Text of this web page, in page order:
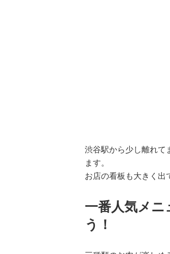
渋谷駅から少し離れて
ます。
お店の看板も大きく出
一番人気メ
う！